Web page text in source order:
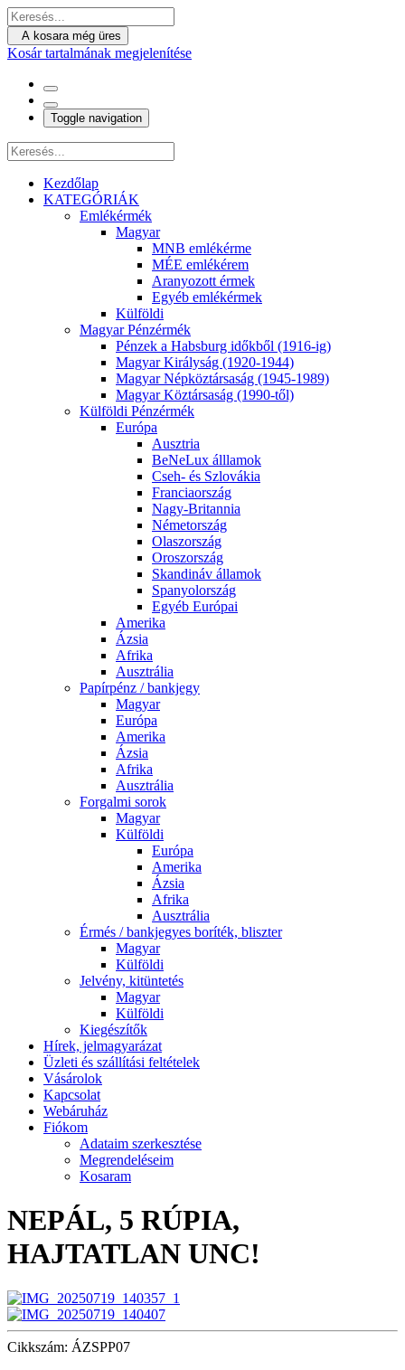
A kosara még üres
Kosár tartalmának megjelenítése
Toggle navigation
Kezdőlap
KATEGÓRIÁK
Emlékérmék
Magyar
MNB emlékérme
MÉE emlékérem
Aranyozott érmek
Egyéb emlékérmek
Külföldi
Magyar Pénzérmék
Pénzek a Habsburg időkből (1916-ig)
Magyar Királyság (1920-1944)
Magyar Népköztársaság (1945-1989)
Magyar Köztársaság (1990-től)
Külföldi Pénzérmék
Európa
Ausztria
BeNeLux álllamok
Cseh- és Szlovákia
Franciaország
Nagy-Britannia
Németország
Olaszország
Oroszország
Skandináv államok
Spanyolország
Egyéb Európai
Amerika
Ázsia
Afrika
Ausztrália
Papírpénz / bankjegy
Magyar
Európa
Amerika
Ázsia
Afrika
Ausztrália
Forgalmi sorok
Magyar
Külföldi
Európa
Amerika
Ázsia
Afrika
Ausztrália
Érmés / bankjegyes boríték, bliszter
Magyar
Külföldi
Jelvény, kitüntetés
Magyar
Külföldi
Kiegészítők
Hírek, jelmagyarázat
Üzleti és szállítási feltételek
Vásárolok
Kapcsolat
Webáruház
Fiókom
Adataim szerkesztése
Megrendeléseim
Kosaram
NEPÁL, 5 RÚPIA,
HAJTATLAN UNC!
Cikkszám: ÁZSPP07